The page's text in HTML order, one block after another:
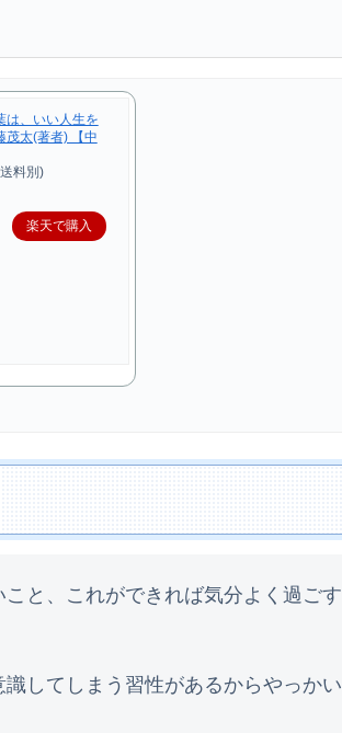
は、いい人生を
茂太(著者) 【中
料別)
楽天で購入
と、これができれば気分よく過ごす
してしまう習性があるからやっかい